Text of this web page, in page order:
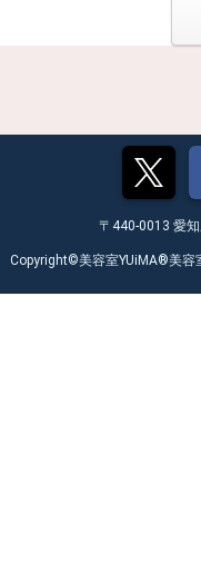
〒440-0013 愛
Copyright©︎美容室YUiMA®︎美